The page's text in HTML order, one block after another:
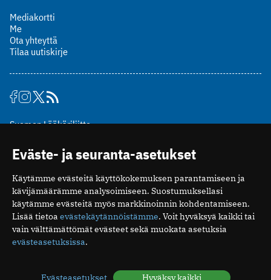
Mediakortti
Me
Ota yhteyttä
Tilaa uutiskirje
Suomen Lääkäriliitto
00510 Helsinki
puh. (09) 393 091
toimitus@potilaanlaakarilehti.fi
ISSN 2323-9476
Eväste- ja seuranta-asetukset
Käytämme evästeitä käyttökokemuksen parantamiseen ja
kävijämäärämme analysoimiseen. Suostumuksellasi
käytämme evästeitä myös markkinoinnin kohdentamiseen.
Lisää tietoa evästekäytännöistämme. Voit hyväksyä kaikki tai
vain välttämättömät evästeet sekä muokata asetuksia
evästeasetuksissa.
Evästeasetukset Hyväksy kaikki